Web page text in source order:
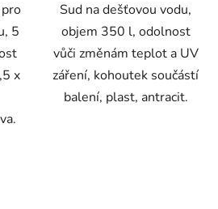
5
x
Sud na dešťovou vodu,
objem 350 l, odolnost
vůči změnám teplot a UV
záření, kohoutek součástí
balení, plast, antracit.